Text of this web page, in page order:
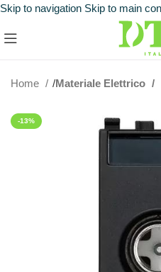
Skip to navigation Skip to main
Home Materiale Elettrico
-13%